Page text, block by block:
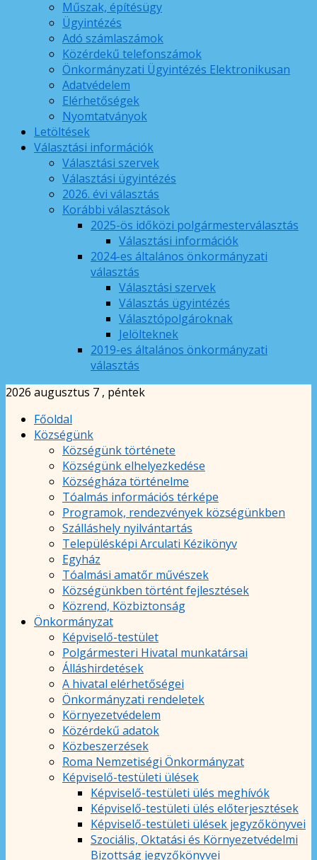
Műszak, építésügy
Ügyintézés
Adó számlaszámok
Közérdekű telefonszámok
Önkormányzati Ügyintézés Elektronikusan
Adatvédelem
Elérhetőségek
Nyomtatványok
Letöltések
Választási információk
Választási szervek
Választási ügyintézés
2026. évi választás
Korábbi választások
2025-ös időközi polgármesterválasztás
Választási információk
2024-es általános önkormányzati
választás
Választási szervek
Választás ügyintézés
Választópolgároknak
Jelölteknek
2019-es általános önkormányzati
választás
2026 augusztus 7 , péntek
Főoldal
Községünk
Községünk története
Községünk elhelyezkedése
Községháza történelme
Tóalmás információs térképe
Programok, rendezvények községünkben
Szálláshely nyilvántartás
Településképi Arculati Kézikönyv
Egyház
Tóalmási amatőr művészek
Községünkben történt fejlesztések
Közrend, Közbiztonság
Önkormányzat
Képviselő-testület
Polgármesteri Hivatal munkatársai
Álláshirdetések
A hivatal elérhetőségei
Önkormányzati rendeletek
Környezetvédelem
Közérdekű adatok
Közbeszerzések
Roma Nemzetiségi Önkormányzat
Képviselő-testületi ülések
Képviselő-testületi ülés meghívók
Képviselő-testületi ülés előterjesztések
Képviselő-testületi ülések jegyzőkönyvei
Szociális, Oktatási és Környezetvédelmi
Bizottság jegyzőkönyvei